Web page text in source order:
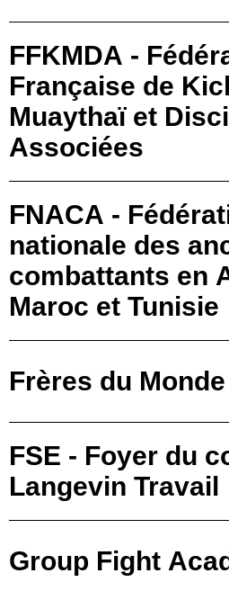
FFKMDA -
Française de
Muaythaï et
Associées
FNACA -
nationale des
combattants en
Maroc et Tunisie
Frères du Monde
FSE - Foyer du
Langevin Travail
Group Fight